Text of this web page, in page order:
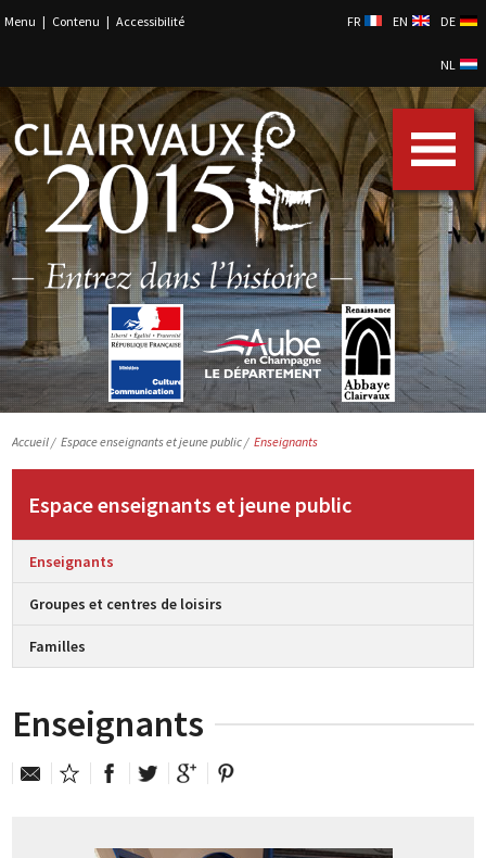
Menu | Contenu | Accessibilité FR EN DE
NL
Accueil/ Espace enseignants et jeune public / Enseignants
Espace enseignants et jeune public
Enseignants
Groupes et centres de loisirs
Familles
Enseignants